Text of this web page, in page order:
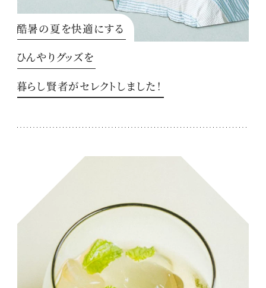
酷暑の夏を快適にする
ひんやりグッズを
暮らし賢者がセレクトしました！